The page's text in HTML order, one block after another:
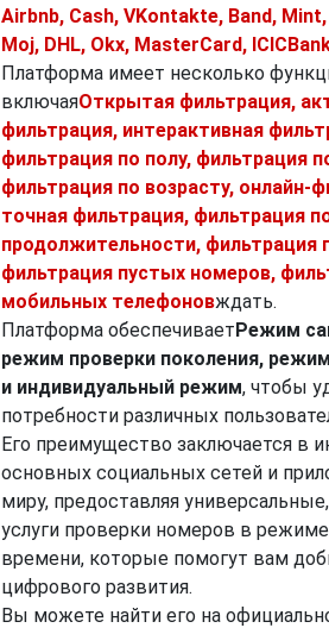
Airbnb, Cash, VKontakte, Band,
Moj, DHL, Okx, MasterCard,
Платформа имеет несколько
включаяОткрытая фильтрация,
фильтрация, интерактивная
фильтрация по полу, фильтрация
фильтрация по возрасту, онлайн-
точная фильтрация, фильтрация
продолжительности, фильтрация
фильтрация пустых номеров,
мобильных телефоновждать.
Платформа обеспечиваетРежим
режим проверки поколения,
и индивидуальный режим, чтобы
потребности различных
Его преимущество заключается в
основных социальных сетей и
миру, предоставляя
услуги проверки номеров в
времени, которые помогут вам
цифрового развития.
Вы можете найти его на